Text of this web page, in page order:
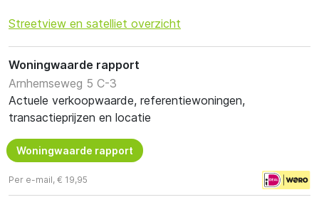
Streetview en satelliet overzicht
Woningwaarde rapport
Arnhemseweg 5 C-3
Actuele verkoopwaarde, referentiewoningen,
transactieprijzen en locatie
Woningwaarde rapport
Per e-mail, € 19,95